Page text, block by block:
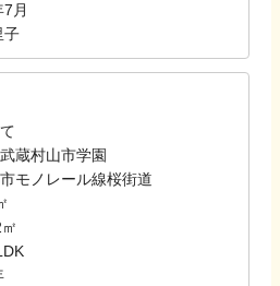
月
子
蔵村山市学園
モノレール線桜街道